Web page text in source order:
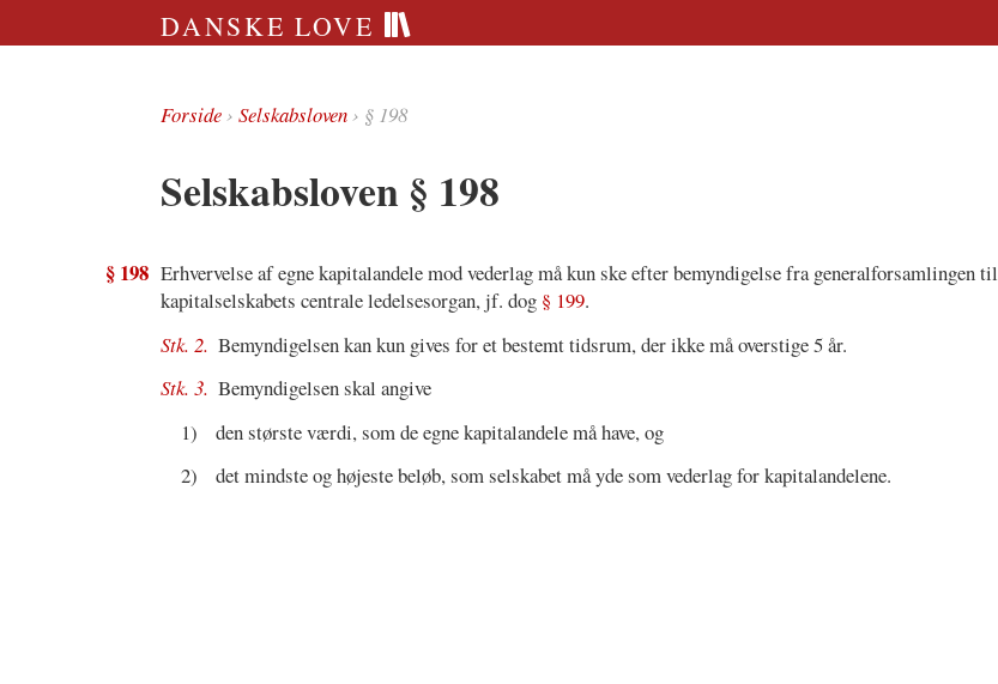
DANSKE LOVE
Forside›Selskabsloven› § 198
Selskabsloven § 198
§ 198 Erhvervelse af egne kapitalandele mod vederlag må kun ske efter bemyndigelse fra generalforsamlingen til
kapitalselskabets centrale ledelsesorgan, jf. dog § 199.
Stk. 2. Bemyndigelsen kan kun gives for et bestemt tidsrum, der ikke må overstige 5 år.
Stk. 3. Bemyndigelsen skal angive
1)
den største værdi, som de egne kapitalandele må have, og
2)
det mindste og højeste beløb, som selskabet må yde som vederlag for kapitalandelene.